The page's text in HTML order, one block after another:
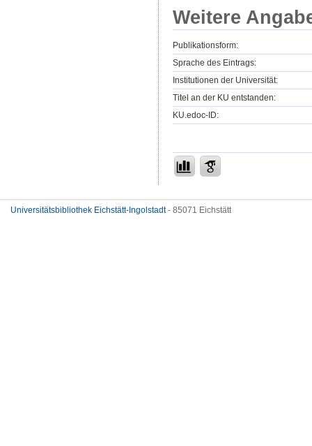
Weitere
Publikationsform:
Sprache des Eintrags:
Institutionen der Universität:
Titel an der KU entstanden:
KU.edoc-ID:
Universitätsbibliothek Eichstätt-Ingolstadt- 85071 Eichstätt